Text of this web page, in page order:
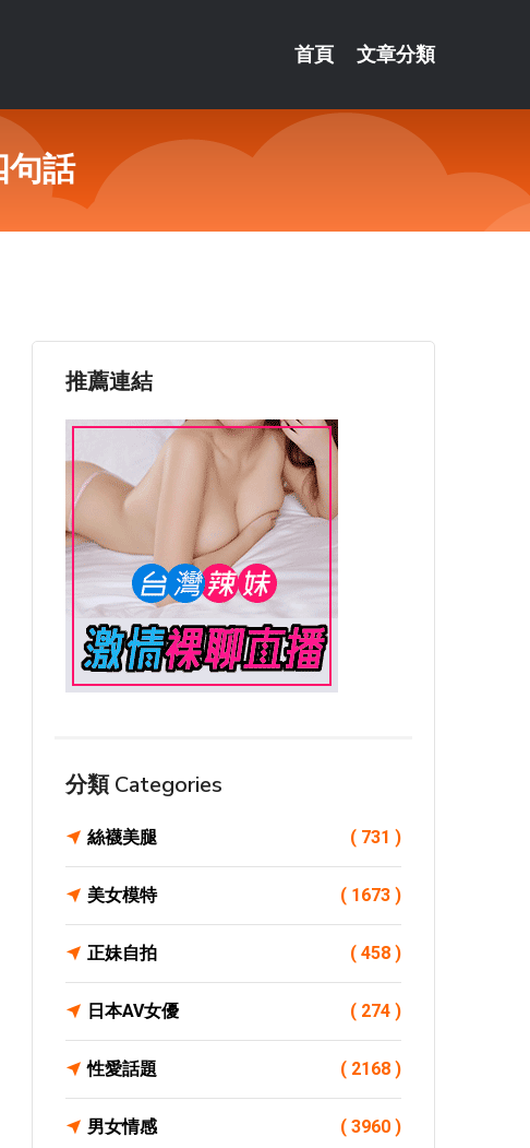
首頁 文章分類
句話
推薦連結
分類 Categories
絲襪美腿 ( 731 )
美女模特 ( 1673 )
正妹自拍 ( 458 )
日本AV女優 ( 274 )
性愛話題 ( 2168 )
男女情感 ( 3960 )